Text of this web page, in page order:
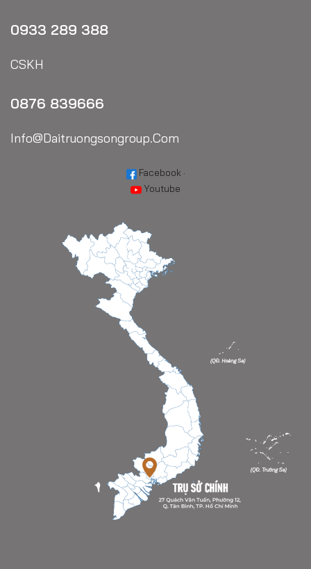
0933 289 388
CSKH
0876 839666
Info@daitruongsongroup.com
Facebook ·
Youtube